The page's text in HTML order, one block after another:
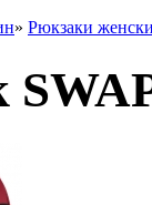
» Рюкзаки